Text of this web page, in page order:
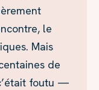
le
Mais
de
foutu —